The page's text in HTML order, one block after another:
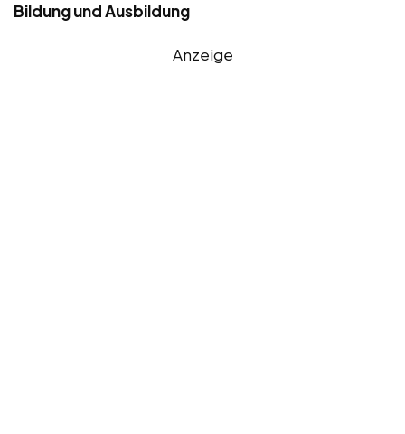
Bildung und Ausbildung
Anzeige